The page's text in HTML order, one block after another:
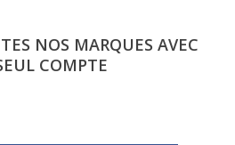
NOS MARQUES AVEC
COMPTE